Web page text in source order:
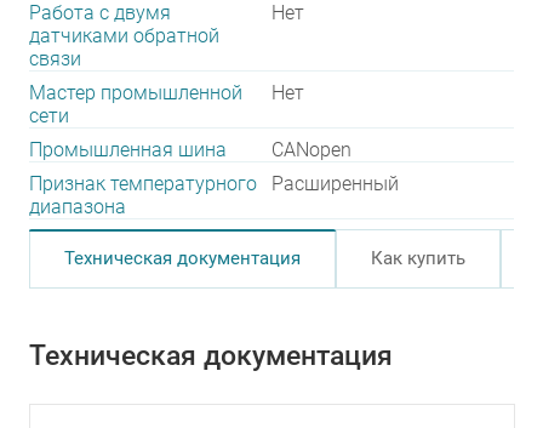
Работа с двумя
датчиками обратной
связи
Нет
Мастер промышленной
сети
Нет
Промышленная шина
CANopen
Признак температурного
диапазона
Расширенный
Техническая документация Как купить
Техническая документация